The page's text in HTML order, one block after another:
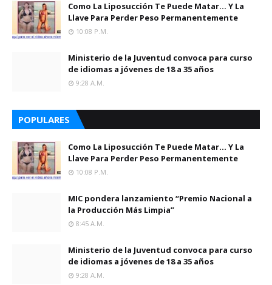
Como La Liposucción Te Puede Matar… Y La
Llave Para Perder Peso Permanentemente
10:08 P.m.
Ministerio de la Juventud convoca para curso
de idiomas a jóvenes de 18 a 35 años
9:28 A.m.
POPULARES
Como La Liposucción Te Puede Matar… Y La
Llave Para Perder Peso Permanentemente
10:08 P.m.
MIC pondera lanzamiento “Premio Nacional a
la Producción Más Limpia”
8:45 A.m.
Ministerio de la Juventud convoca para curso
de idiomas a jóvenes de 18 a 35 años
9:28 A.m.